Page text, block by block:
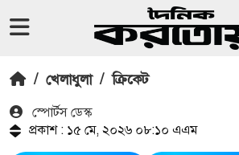
/ খেলাধুলা / ক্রিকেট
স্পোর্টস ডেস্ক
প্রকাশ : ১৫ মে, ২০২৬ ০৮:১০ এএম